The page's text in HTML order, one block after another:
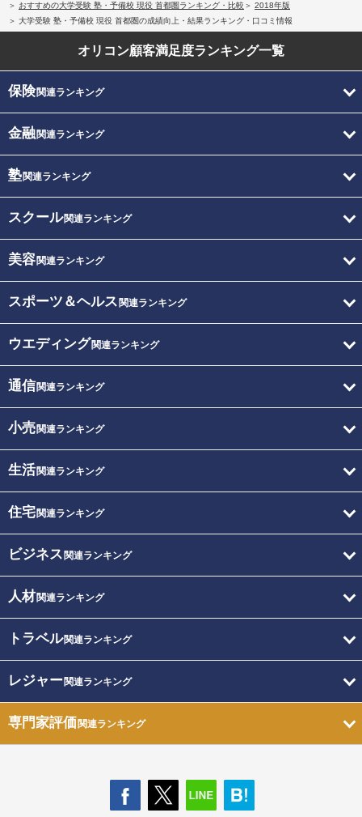
おすすめの大学受験 塾・予備校 現役 首都圏ランキング・比較
2018年版
大学受験 塾・予備校 現役 首都圏の成績向上・結果ランキング・口コミ情報
オリコン顧客満足度ランキング一覧
保険関連ランキング
金融関連ランキング
塾関連ランキング
スクール関連ランキング
美容関連ランキング
スポーツ＆ヘルス 関連ランキング
ウエディング関連ランキング
通信関連ランキング
小売関連ランキング
生活関連ランキング
住宅関連ランキング
ビジネス 関連ランキング
人材関連ランキング
トラベル関連ランキング
レジャー関連ランキング
専門家評価関連ランキング